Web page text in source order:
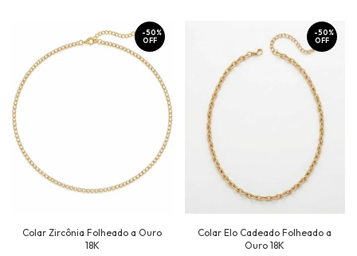
Colar Zircônia Folheado a Ouro
18K
-50%
OFF
Colar Elo Cadeado Folheado a
Ouro 18K
-50%
OFF